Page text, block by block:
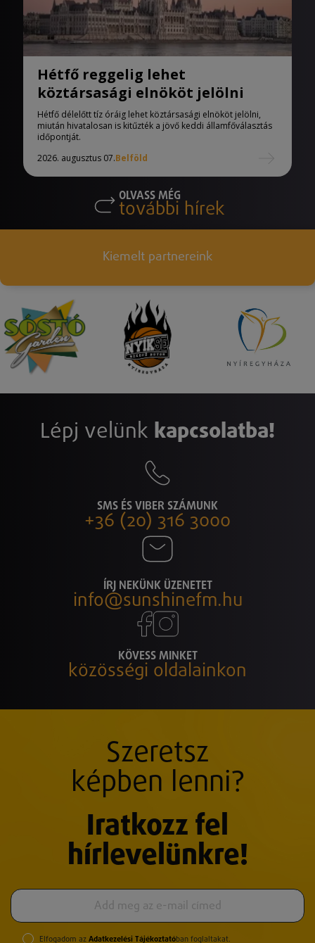
Hétfő reggelig lehet
köztársasági elnököt jelölni
Hétfő délelőtt tíz óráig lehet köztársasági elnököt jelölni,
miután hivatalosan is kitűzték a jövő keddi államfőválasztás
időpontját.
2026. augusztus 07.Belföld
OLVASS MÉG
további hírek
Kiemelt partnereink
Lépj velünk kapcsolatba!
SMS ÉS VIBER SZÁMUNK
+36 (20) 316 3000
ÍRJ NEKÜNK ÜZENETET
info@sunshinefm.hu
KÖVESS MINKET
közösségi oldalainkon
Szeretsz
képben lenni?
Iratkozz fel
hírlevelünkre!
Elfogadom az Adatkezelési Tájékoztatóban foglaltakat.